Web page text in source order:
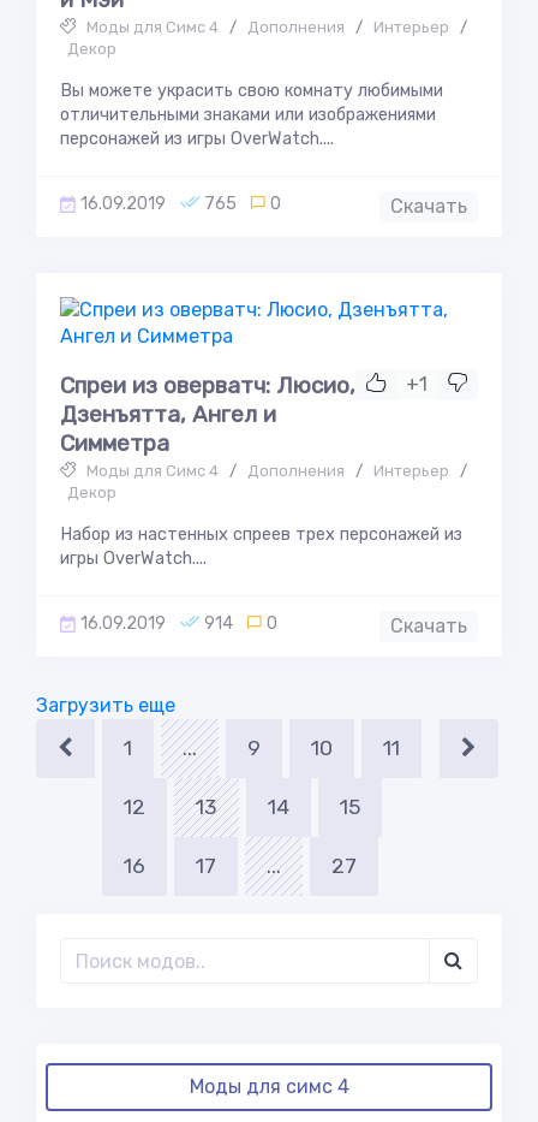
Моды для Симс 4 / Дополнения / Интерьер
/
Декор
Вы можете украсить свою комнату любимыми
отличительными знаками или изображениями
персонажей из игры OverWatch....
16.09.2019 765 0 Скачать
+1
Спреи из оверватч: Люсио,
Дзенъятта, Ангел и
Симметра
Моды для Симс 4 / Дополнения / Интерьер
/
Декор
Набор из настенных спреев трех персонажей из
игры OverWatch....
16.09.2019 914 0 Скачать
Загрузить еще
1 ... 9 10 11
12 13 14 15
16 17 ... 27
Моды для симс 4